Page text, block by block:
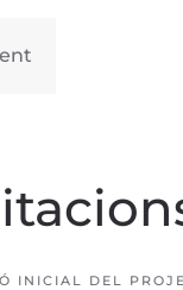
INICIAL DEL